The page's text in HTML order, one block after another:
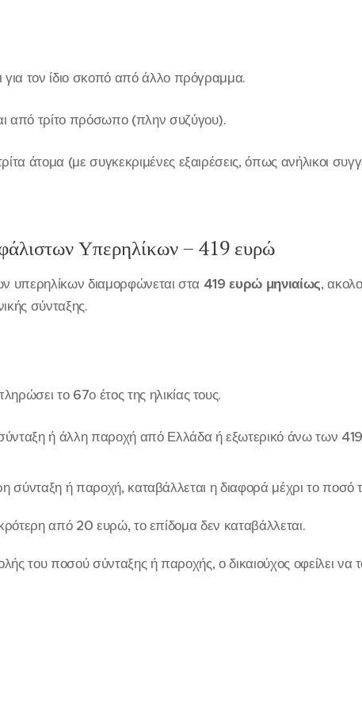
για τον ίδιο σκοπό από άλλο πρόγραμμα.
από τρίτο πρόσωπο (πλην συζύγου).
άτομα (με συγκεκριμένες εξαιρέσεις, όπως ανήλικοι
Υπερηλίκων – 419 ευρώ
υπερηλίκων διαμορφώνεται στα 419 ευρώ μηνιαίως,
σύνταξης.
το 67ο έτος της ηλικίας τους.
ή άλλη παροχή από Ελλάδα ή εξωτερικό άνω των
σύνταξη ή παροχή, καταβάλλεται η διαφορά μέχρι το
από 20 ευρώ, το επίδομα δεν καταβάλλεται.
του ποσού σύνταξης ή παροχής, ο δικαιούχος οφείλει να